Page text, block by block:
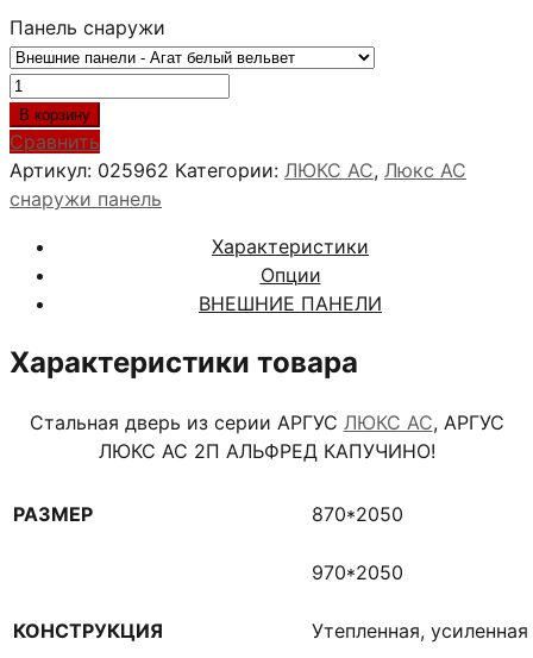
Панель снаружи
Количество
товара
АРГУС
ЛЮКС
АС
АЛЬФРЕД
КАПУЧИНО
В корзину
Сравнить
Артикул: 025962 Категории: ЛЮКС АС, Люкс АС
снаружи панель
Характеристики
Опции
ВНЕШНИЕ ПАНЕЛИ
Характеристики товара
Стальная дверь из серии АРГУС ЛЮКС АС, АРГУС
ЛЮКС АС 2П АЛЬФРЕД КАПУЧИНО!
РАЗМЕР 870*2050
970*2050
КОНСТРУКЦИЯ Утепленная,